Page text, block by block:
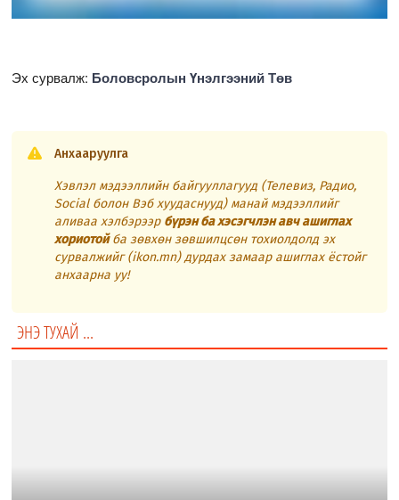
Эх сурвалж: Боловсролын Үнэлгээний Төв
Анхааруулга
Хэвлэл мэдээллийн байгууллагууд (Телевиз, Радио,
Social болон Вэб хуудаснууд) манай мэдээллийг
аливаа хэлбэрээр бүрэн ба хэсэгчлэн авч ашиглах
хориотойба зөвхөн зөвшилцсөн тохиолдолд эх
сурвалжийг (ikon.mn) дурдах замаар ашиглах ёстойг
анхаарна уу!
ЭНЭ ТУХАЙ ...